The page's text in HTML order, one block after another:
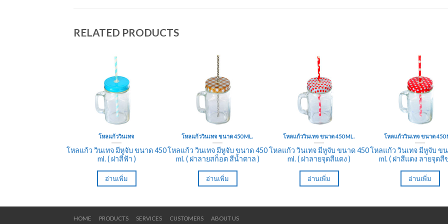
RELATED PRODUCTS
โหลแก้ววินเทจ
โหลแก้ว วินเทจ มีหูจับ ขนาด 450
ml. ( ฝาสีฟ้า )
อ่านเพิ่ม
โหลแก้ววินเทจ ขนาด 450 ML.
โหลแก้ว วินเทจ มีหูจับ ขนาด 450
ml. ( ฝาลายสก็อต สีน้ำตาล )
อ่านเพิ่ม
โหลแก้ววินเทจ ขนาด 450 ML.
โหลแก้ว วินเทจ มีหูจับ ขนาด 450
ml. ( ฝาลายจุดสีแดง )
อ่านเพิ่ม
โหลแก้ววินเทจ ขนาด 450
โหลแก้ว วินเทจ มีหูจับ ขน
ml. ( ฝาสีแดง ลายจุดสี
อ่านเพิ่ม
HOME PRODUCTS SERVICES CUSTOMERS ABOUT US